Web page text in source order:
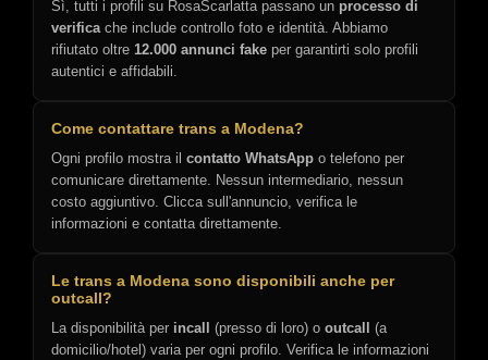
Sì, tutti i profili su RosaScarlatta passano un processo di
verificache include controllo foto e identità. Abbiamo
rifiutato oltre 12.000 annunci fake per garantirti solo profili
autentici e affidabili.
Come contattare trans a Modena?
Ogni profilo mostra il contatto WhatsApp o telefono per
comunicare direttamente. Nessun intermediario, nessun
costo aggiuntivo. Clicca sull'annuncio, verifica le
informazioni e contatta direttamente.
Le trans a Modena sono disponibili anche per
outcall?
La disponibilità per incall (presso di loro) o outcall
(a
domicilio/hotel) varia per ogni profilo. Verifica le informazioni